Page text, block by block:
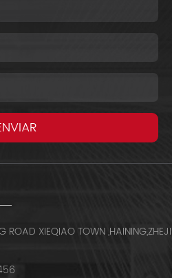
ROAD XIEQIAO TOWN ,HAINING,ZHEJI